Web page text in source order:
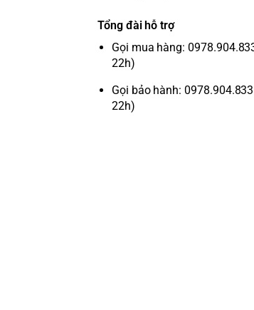
Tổng đài hỗ trợ
Gọi mua hàng:
22h)
Gọi bảo hành:
22h)